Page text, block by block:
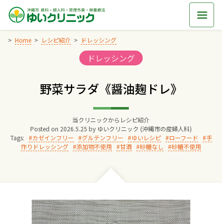
Skip
content
Home レシピ紹介 ドレッシング
Categories:
ドレッシング
野菜サラダ《醤油麹ドレ》
当クリニックからレシピ紹介
Posted on 2026.5.25 by ゆいクリニック (沖縄市の産婦人科)
Tags:
カゼインフリー グルテンフリー ゆいレシピ ローフード
手
作りドレッシング
添加物不使用 甘酒 砂糖なし 砂糖不使用
院長からのごあいさつ
妊婦健診